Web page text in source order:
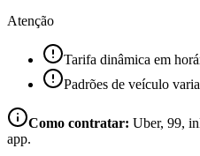
Atenção
Tarifa dinâmica em
Padrões de veículo
Como contratar: Uber, 99,
app.